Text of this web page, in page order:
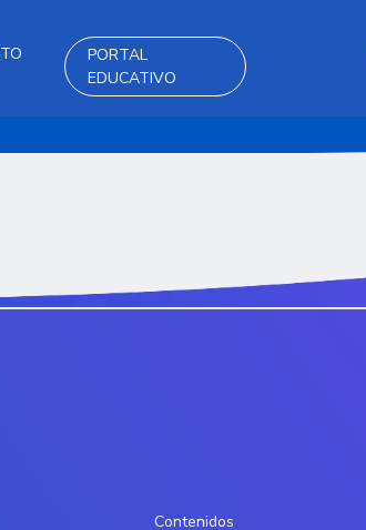
PORTAL
EDUCATIVO
Contenidos